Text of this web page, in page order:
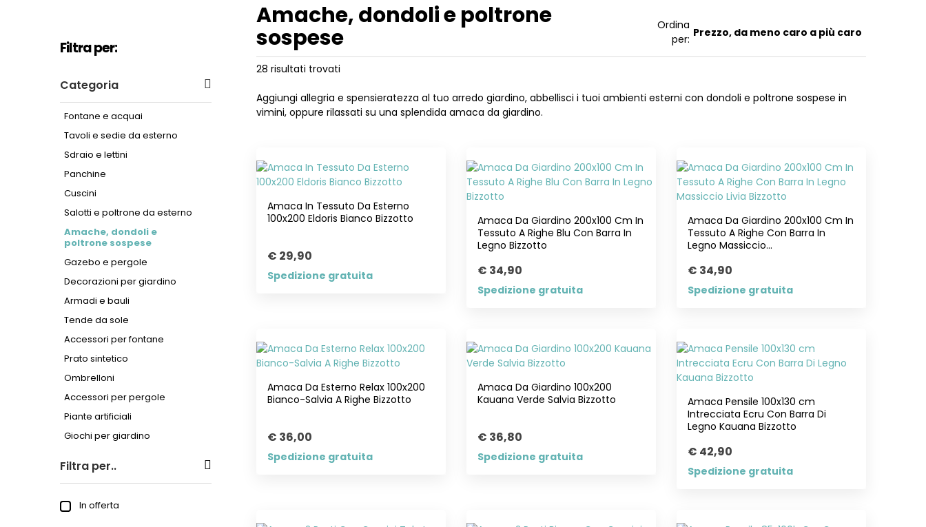
Filtra per:
Categoria
Fontane e acquai
Tavoli e sedie da esterno
Sdraio e lettini
Panchine
Cuscini
Salotti e poltrone da esterno
Amache, dondoli e
poltrone sospese
Gazebo e pergole
Decorazioni per giardino
Armadi e bauli
Tende da sole
Accessori per fontane
Prato sintetico
Ombrelloni
Accessori per pergole
Piante artificiali
Giochi per giardino
Filtra per..
In offerta
Amache, dondoli e poltrone
sospese
Ordina
per:
Prezzo, da meno caro a più caro
28 risultati trovati
Aggiungi allegria e spensieratezza al tuo arredo giardino, abbellisci i tuoi ambienti esterni con dondoli e poltrone sospese in
vimini, oppure rilassati su una splendida amaca da giardino.
Amaca In Tessuto Da Esterno
100x200 Eldoris Bianco Bizzotto
€ 29,90
Spedizione gratuita
Amaca Da Giardino 200x100 Cm In
Tessuto A Righe Blu Con Barra In
Legno Bizzotto
€ 34,90
Spedizione gratuita
Amaca Da Giardino 200x100 Cm In
Tessuto A Righe Con Barra In
Legno Massiccio...
€ 34,90
Spedizione gratuita
Amaca Da Esterno Relax 100x200
Bianco-Salvia A Righe Bizzotto
€ 36,00
Spedizione gratuita
Amaca Da Giardino 100x200
Kauana Verde Salvia Bizzotto
€ 36,80
Spedizione gratuita
Amaca Pensile 100x130 cm
Intrecciata Ecru Con Barra Di
Legno Kauana Bizzotto
€ 42,90
Spedizione gratuita